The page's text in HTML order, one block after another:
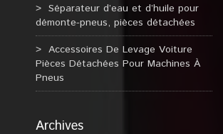
Séparateur d’eau et d’huile pour
démonte-pneus, pièces détachées
Accessoires De Levage Voiture
Pièces Détachées Pour Machines À
Pneus
Archives